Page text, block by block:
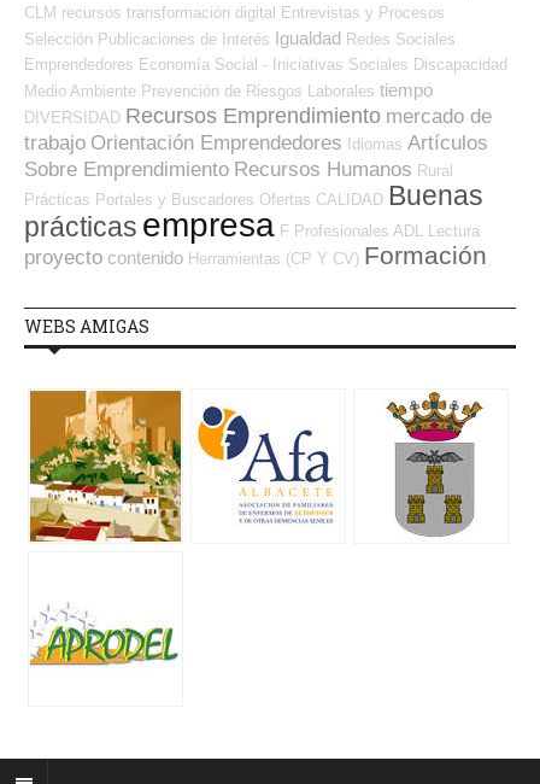
CLM recursos transformación digital Entrevistas y Procesos
Selección Publicaciones de Interés Igualdad Redes Sociales
Emprendedores Economía Social - Iniciativas Sociales Discapacidad
Medio Ambiente Prevención de Riesgos Laborales tiempo
DIVERSIDAD Recursos Emprendimiento mercado de
trabajo Orientación Emprendedores Idiomas Artículos
Sobre Emprendimiento Recursos Humanos Rural
Prácticas Portales y Buscadores Ofertas CALIDAD Buenas
prácticas empresa F Profesionales ADL Lectura
proyecto contenido Herramientas (CP Y CV) Formación
WEBS AMIGAS